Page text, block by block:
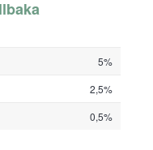
5%
2,5%
0,5%